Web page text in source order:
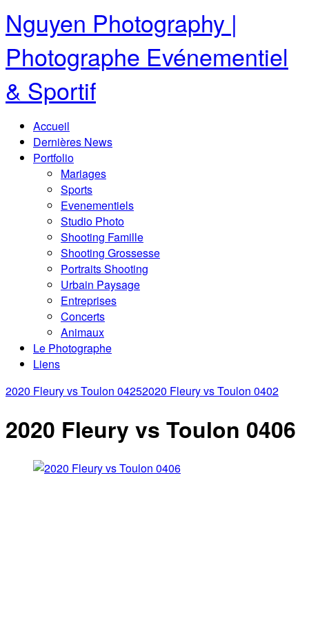
Nguyen Photography |
Photographe Evénementiel
& Sportif
Accueil
Dernières News
Portfolio
Mariages
Sports
Evenementiels
Studio Photo
Shooting Famille
Shooting Grossesse
Portraits Shooting
Urbain Paysage
Entreprises
Concerts
Animaux
Le Photographe
Liens
2020 Fleury vs Toulon 04252020 Fleury vs Toulon 0402
2020 Fleury vs Toulon 0406